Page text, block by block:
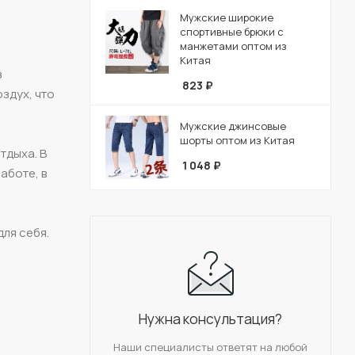
что
В
в
себя.
Мужские широкие
спортивные брюки с
манжетами оптом из
Китая
823 ₽
Мужские джинсовые
шорты оптом из Китая
1 048 ₽
Нужна консультация?
Наши специалисты ответят на любой